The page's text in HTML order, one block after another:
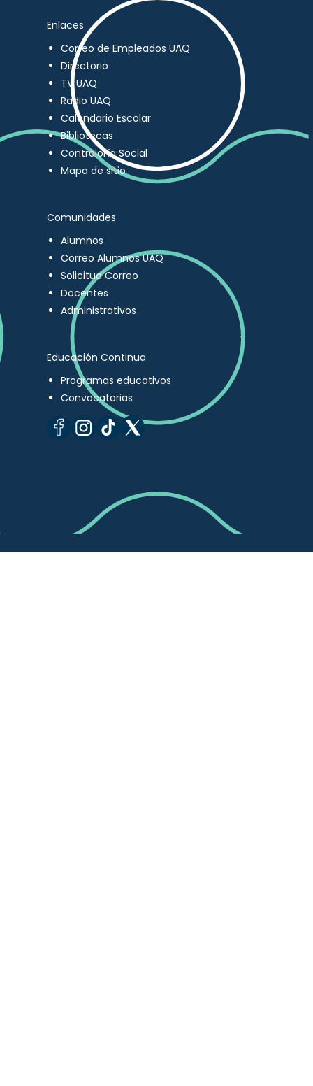
Enlaces
Correo de Empleados UAQ
Directorio
TV UAQ
Radio UAQ
Calendario Escolar
Bibliotecas
Contraloría Social
Mapa de sitio
Comunidades
Alumnos
Correo Alumnos UAQ
Solicitud Correo
Docentes
Administrativos
Educación Continua
Programas educativos
Convocatorias